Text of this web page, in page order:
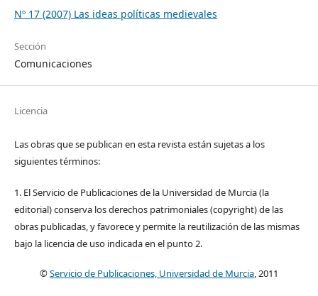
Nº 17 (2007) Las ideas políticas medievales
Sección
Comunicaciones
Licencia
Las obras que se publican en esta revista están sujetas a los
siguientes términos:
1. El Servicio de Publicaciones de la Universidad de Murcia (la
editorial) conserva los derechos patrimoniales (copyright) de las
obras publicadas, y favorece y permite la reutilización de las mismas
bajo la licencia de uso indicada en el punto 2.
©Servicio de Publicaciones, Universidad de Murcia, 2011